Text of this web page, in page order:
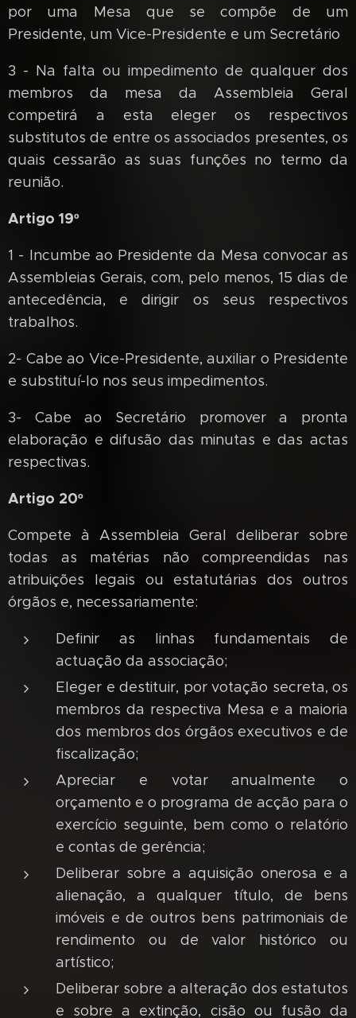
por uma Mesa que se compõe de um
Presidente, um Vice-Presidente e um Secretário
3 - Na falta ou impedimento de qualquer dos
membros da mesa da Assembleia Geral
competirá a esta eleger os respectivos
substitutos de entre os associados presentes, os
quais cessarão as suas funções no termo da
reunião.
Artigo 19º
1 - Incumbe ao Presidente da Mesa convocar as
Assembleias Gerais, com, pelo menos, 15 dias de
antecedência, e dirigir os seus respectivos
trabalhos.
2- Cabe ao Vice-Presidente, auxiliar o Presidente
e substituí-lo nos seus impedimentos.
3- Cabe ao Secretário promover a pronta
elaboração e difusão das minutas e das actas
respectivas.
Artigo 20º
Compete à Assembleia Geral deliberar sobre
todas as matérias não compreendidas nas
atribuições legais ou estatutárias dos outros
órgãos e, necessariamente:
Definir as linhas fundamentais de
actuação da associação;
Eleger e destituir, por votação secreta, os
membros da respectiva Mesa e a maioria
dos membros dos órgãos executivos e de
fiscalização;
Apreciar e votar anualmente o
orçamento e o programa de acção para o
exercício seguinte, bem como o relatório
e contas de gerência;
Deliberar sobre a aquisição onerosa e a
alienação, a qualquer título, de bens
imóveis e de outros bens patrimoniais de
rendimento ou de valor histórico ou
artístico;
Deliberar sobre a alteração dos estatutos
e sobre a extinção, cisão ou fusão da